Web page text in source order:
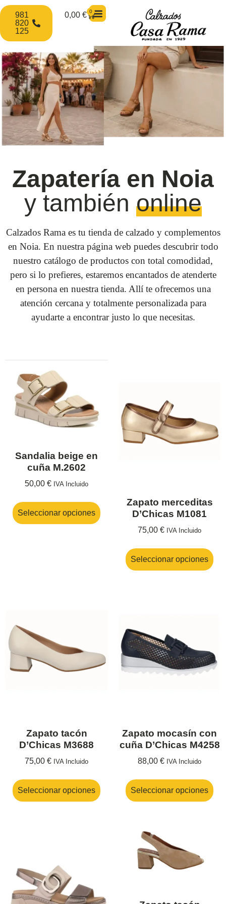
0,00 € 0
981
820
125
Zapatería en Noia
y también online
Calzados Rama es tu tienda de calzado y complementos
en Noia. En nuestra página web puedes descubrir todo
nuestro catálogo de productos con total comodidad,
pero si lo prefieres, estaremos encantados de atenderte
en persona en nuestra tienda. Allí te ofrecemos una
atención cercana y totalmente personalizada para
ayudarte a encontrar justo lo que necesitas.
Sandalia beige en
cuña M.2602
50,00 € IVA Incluido
Seleccionar opciones
Zapato merceditas
D’Chicas M1081
75,00 € IVA Incluido
Seleccionar opciones
Zapato tacón
D’Chicas M3688
75,00 € IVA Incluido
Seleccionar opciones
Zapato mocasín con
cuña D’Chicas M4258
88,00 € IVA Incluido
Seleccionar opciones